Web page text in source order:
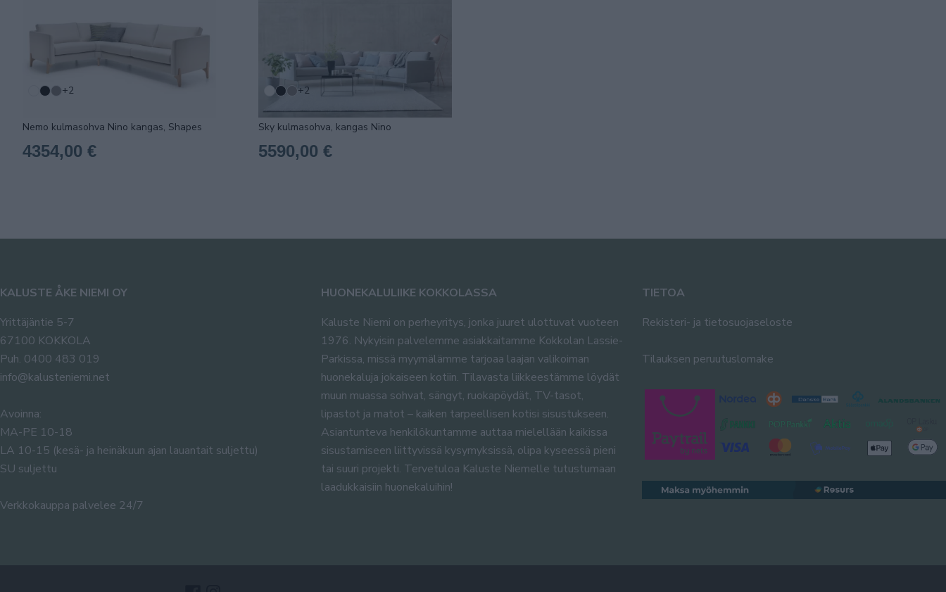
+2
Nemo kulmasohva Nino kangas, Shapes
4354,00 €
+2
Sky kulmasohva, kangas Nino
5590,00 €
KALUSTE ÅKE NIEMI OY
Yrittäjäntie 5-7
67100 KOKKOLA
Puh. 0400 483 019
info@kalusteniemi.net
Avoinna:
MA-PE 10-18
LA 10-15 (kesä- ja heinäkuun ajan lauantait suljettu)
SU suljettu
Verkkokauppa palvelee 24/7
HUONEKALULIIKE KOKKOLASSA
Kaluste Niemi on perheyritys, jonka juuret ulottuvat vuoteen
1976. Nykyisin palvelemme asiakkaitamme Kokkolan Lassie-
Parkissa, missä myymälämme tarjoaa laajan valikoiman
huonekaluja jokaiseen kotiin. Tilavasta liikkeestämme löydät
muun muassa sohvat, sängyt, ruokapöydät, TV-tasot,
lipastot ja matot – kaiken tarpeellisen kotisi sisustukseen.
Asiantunteva henkilökuntamme auttaa mielellään kaikissa
sisustamiseen liittyvissä kysymyksissä, olipa kyseessä pieni
tai suuri projekti. Tervetuloa Kaluste Niemelle tutustumaan
laadukkaisiin huonekaluihin!
TIETOA
Rekisteri- ja tietosuojaseloste
Tilauksen peruutuslomake